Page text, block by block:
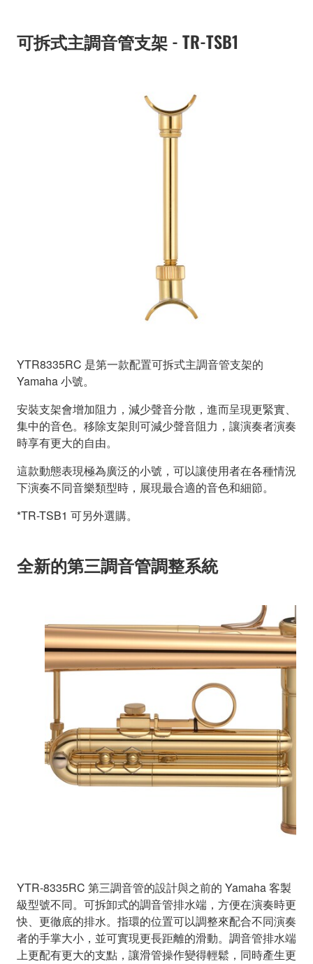
可拆式主調音管支架 - TR-TSB1
YTR8335RC 是第一款配置可拆式主調音管支架的
Yamaha 小號。
安裝支架會增加阻力，減少聲音分散，進而呈現更緊實、
集中的音色。移除支架則可減少聲音阻力，讓演奏者演奏
時享有更大的自由。
這款動態表現極為廣泛的小號，可以讓使用者在各種情況
下演奏不同音樂類型時，展現最合適的音色和細節。
*TR-TSB1 可另外選購。
全新的第三調音管調整系統
YTR-8335RC 第三調音管的設計與之前的 Yamaha 客製
級型號不同。可拆卸式的調音管排水端，方便在演奏時更
快、更徹底的排水。指環的位置可以調整來配合不同演奏
者的手掌大小，並可實現更長距離的滑動。調音管排水端
上更配有更大的支點，讓滑管操作變得輕鬆，同時產生更